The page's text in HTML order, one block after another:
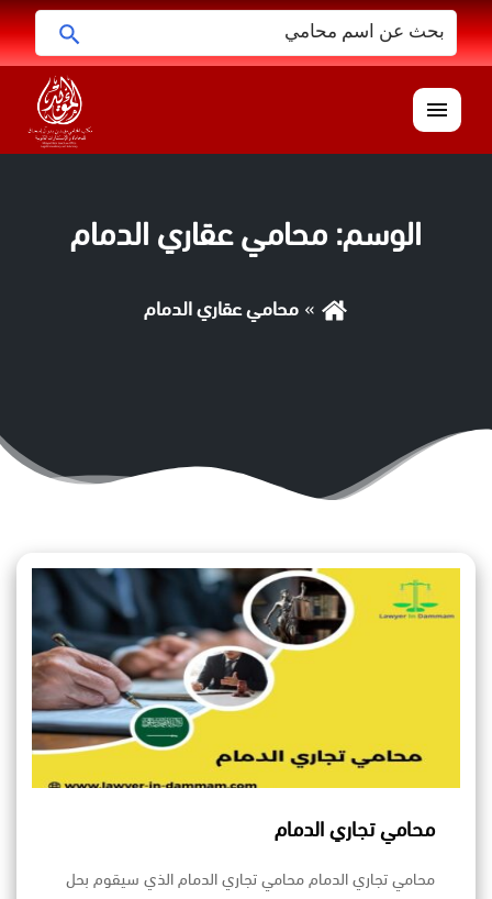
البحث
عن:
القائمة
الوسم: محامي عقاري الدمام
محامي عقاري الدمام
محامي تجاري الدمام
محامي تجاري الدمام محامي تجاري الدمام الذي سيقوم بحل